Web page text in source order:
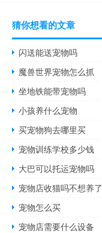
猜你想看的文章
闪送能送宠物吗
魔兽世界宠物怎么抓
坐地铁能带宠物吗
小孩养什么宠物
买宠物狗去哪里买
宠物训练学校多少钱
大巴可以托运宠物吗
宠物店收猫吗不想养了
宠物怎么买
宠物店需要什么设备